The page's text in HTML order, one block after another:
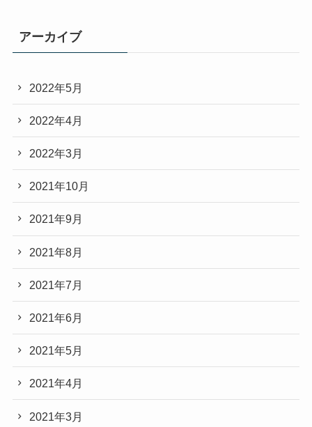
アーカイブ
2022年5月
2022年4月
2022年3月
2021年10月
2021年9月
2021年8月
2021年7月
2021年6月
2021年5月
2021年4月
2021年3月